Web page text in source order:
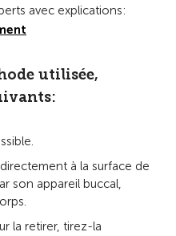
avec explications:
utilisée,
à la surface de
son appareil buccal,
la retirer, tirez-la